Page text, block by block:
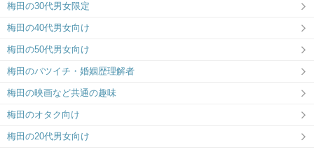
梅田の30代男女限定
梅田の40代男女向け
梅田の50代男女向け
梅田のバツイチ・婚姻歴理解者
梅田の映画など共通の趣味
梅田のオタク向け
梅田の20代男女向け